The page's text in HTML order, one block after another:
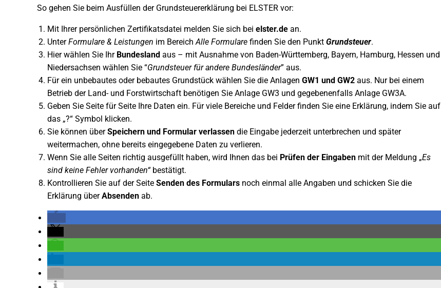
So gehen Sie beim Ausfüllen der Grundsteuererklärung bei ELSTER vor:
Mit Ihrer persönlichen Zertifikatsdatei melden Sie sich bei elster.de an.
UnterFormulare & Leistungen im Bereich Alle Formulare finden Sie den Punkt Grundsteuer.
Hier wählen Sie Ihr Bundesland aus – mit Ausnahme von Baden-Württemberg, Bayern, Hamburg, Hessen und
Niedersachsen wählen Sie “Grundsteuer für andere Bundesländer” aus.
Für ein unbebautes oder bebautes Grundstück wählen Sie die Anlagen GW1 und GW2 aus. Nur bei einem ​​
Betrieb der Land- und Forstwirtschaft benötigen Sie Anlage GW3 und gegebenenfalls Anlage GW3A.
Geben Sie Seite für Seite Ihre Daten ein. Für viele Bereiche und Felder finden Sie eine Erklärung, indem Sie auf
das „?“ Symbol klicken.
Sie können überSpeichern und Formular verlassen die Eingabe jederzeit unterbrechen und später
weitermachen, ohne bereits eingegebene Daten zu verlieren.
Wenn Sie alle Seiten richtig ausgefüllt haben, wird Ihnen das bei Prüfen der Eingaben mit der Meldung „Es
sind keine Fehler vorhanden“bestätigt.
Kontrollieren Sie auf der Seite Senden des Formulars noch einmal alle Angaben und schicken Sie die
Erklärung überAbsenden ab.